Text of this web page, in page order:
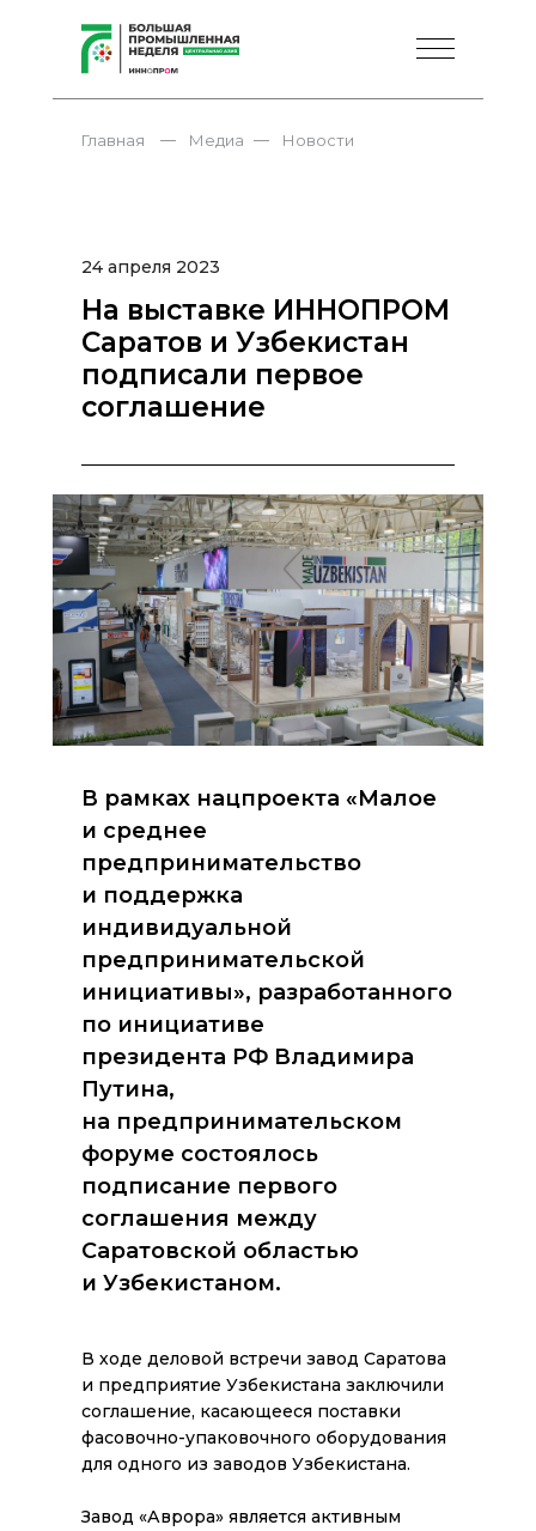
Главная Новости
— Медиа —
На выставке ИННОПРОМ
Саратов и Узбекистан
подписали первое
соглашение
24 апреля 2023
В рамках нацпроекта «Малое
и среднее
предпринимательство
и поддержка
индивидуальной
предпринимательской
инициативы», разработанного
по инициативе
президента РФ Владимира
Путина,
на предпринимательском
форуме состоялось
подписание первого
соглашения между
Саратовской областью
и Узбекистаном.
В ходе деловой встречи завод Саратова
и предприятие Узбекистана заключили
соглашение, касающееся поставки
фасовочно-упаковочного оборудования
для одного из заводов Узбекистана.
Завод «Аврора» является активным